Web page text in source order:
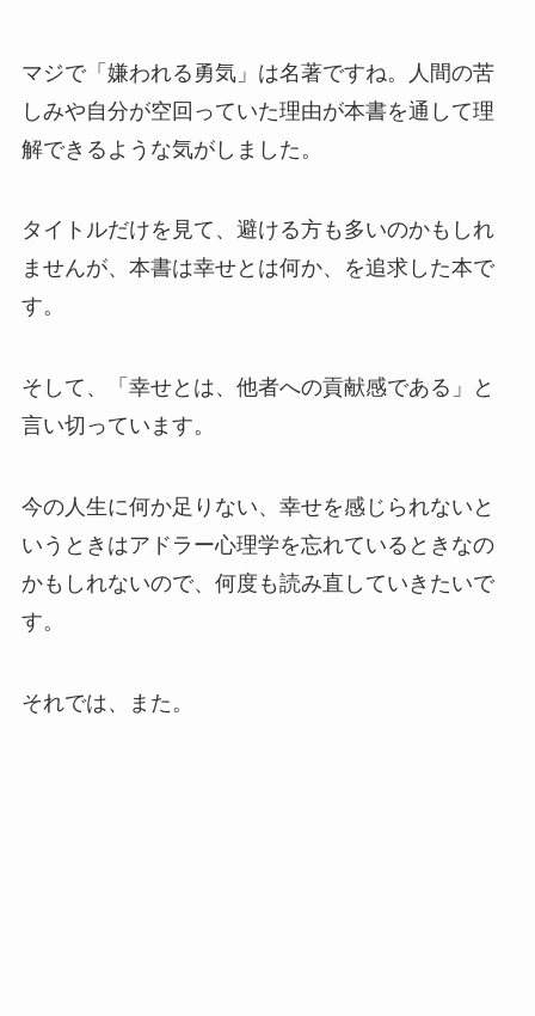
マジで「嫌われる勇気」は名著ですね。人間の苦
しみや自分が空回っていた理由が本書を通して理
解できるような気がしました。
タイトルだけを見て、避ける方も多いのかもしれ
ませんが、本書は幸せとは何か、を追求した本で
す。
そして、「幸せとは、他者への貢献感である」と
言い切っています。
今の人生に何か足りない、幸せを感じられないと
いうときはアドラー心理学を忘れているときなの
かもしれないので、何度も読み直していきたいで
す。
それでは、また。